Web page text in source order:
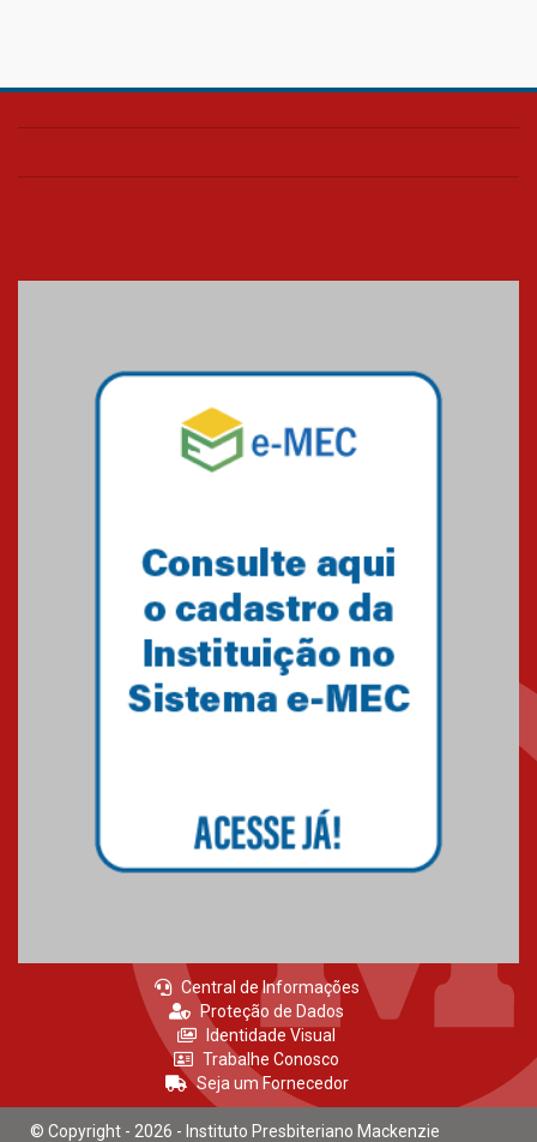
HUEM é o primeiro hospital do
UTI's inteligentes
referência mundial em
Pós-Asco: evento do HUEM
debate novidades sobre
estudos e tratamentos contra
o câncer
MackPesquisa 2026 prorroga
inscrições até 14 de agosto
15.06.2026
Central de Informações
Proteção de Dados
Identidade Visual
Trabalhe Conosco
Seja um Fornecedor
© Copyright - 2026 - Instituto Presbiteriano Mackenzie